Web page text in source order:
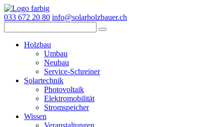
033 672 20 80 info@solarholzbauer.ch
Holzbau
Umbau
Neubau
Service-Schreiner
Solartechnik
Photovoltaik
Elektromobilität
Stromspeicher
Wissen
Veranstaltungen